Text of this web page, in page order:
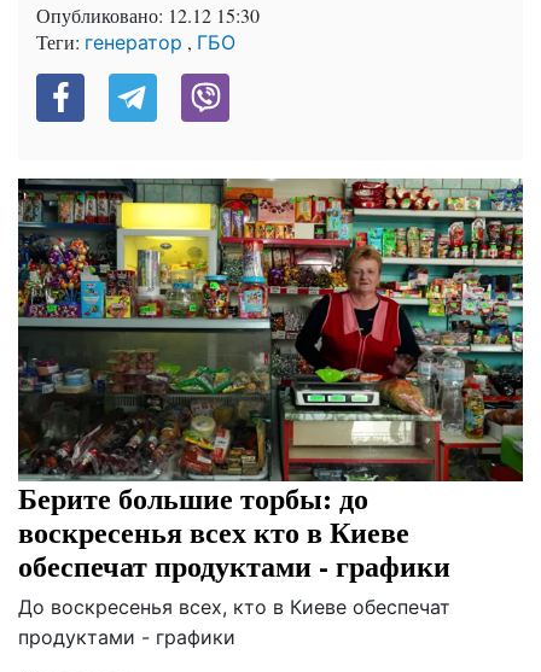
Опубликовано: 12.12 15:30
Теги: генератор , ГБО
Берите большие торбы: до
воскресенья всех кто в Киеве
обеспечат продуктами - графики
До воскресенья всех, кто в Киеве обеспечат
продуктами - графики